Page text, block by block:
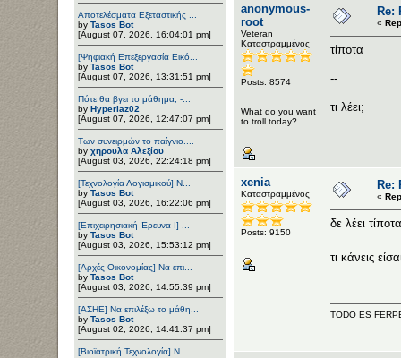
Αποτελέσματα Εξεταστικής ...
by Tasos Bot
[August 07, 2026, 16:04:01 pm]
[Ψηφιακή Επεξεργασία Εικό...
by Tasos Bot
[August 07, 2026, 13:31:51 pm]
Πότε θα βγει το μάθημα; -...
by Hyperlaz02
[August 07, 2026, 12:47:07 pm]
Των συνειρμών το παίγνιο....
by χηρουλα Αλεξίου
[August 03, 2026, 22:24:18 pm]
[Τεχνολογία Λογισμικού] Ν...
by Tasos Bot
[August 03, 2026, 16:22:06 pm]
[Επιχειρησιακή Έρευνα Ι] ...
by Tasos Bot
[August 03, 2026, 15:53:12 pm]
[Αρχές Οικονομίας] Να επι...
by Tasos Bot
[August 03, 2026, 14:55:39 pm]
[ΑΣΗΕ] Να επιλέξω το μάθη...
by Tasos Bot
[August 02, 2026, 14:41:37 pm]
[Βιοϊατρική Τεχνολογία] Ν...
anonymous-
root
Veteran
Καταστραμμένος
Posts: 8574
What do you want
to troll today?
Re:
«
τίποτα
--
τι λέει;
xenia
Καταστραμμένος
Posts: 9150
Re:
«
δε λέει
τι κάνεις
TODO ES